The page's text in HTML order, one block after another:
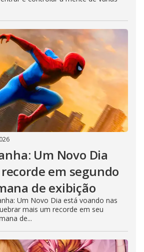
Um Novo Dia
em segundo
de exibição
Um Novo Dia está voando nas
mais um recorde em seu
de...